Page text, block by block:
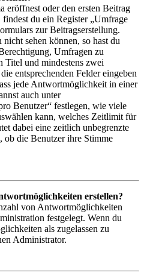
eröffnest oder den ersten Beitrag
findest du ein Register „Umfrage
zur Beitragserstellung.
sehen können, so hast du
Umfragen zu
Titel und mindestens zwei
entsprechenden Felder eingeben
jede Antwortmöglichkeit in einer
auch unter
Benutzer“ festlegen, wie viele
kann, welches Zeitlimit für
dabei eine zeitlich unbegrenzte
die Benutzer ihre Stimme
erstellen?
von Antwortmöglichkeiten
festgelegt. Wenn du
als zugelassen zu
Administrator.